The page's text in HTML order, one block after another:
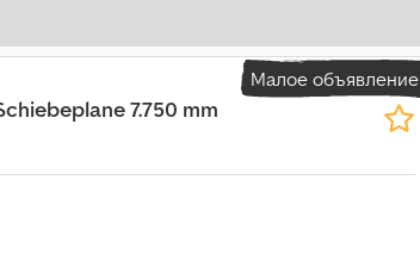
Малое объявление
7.750 mm